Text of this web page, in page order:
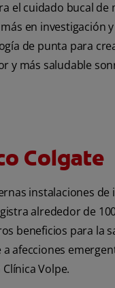
el cuidado bucal de
en investigación
de punta para
y más saludable
Colgate
instalaciones de
alrededor de
beneficios para la
afecciones
Volpe.